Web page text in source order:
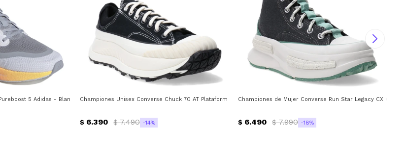
5 Adidas - Blanco - Gris - PlateadoChampiones Unisex Converse Chuck 70 AT Plataforma Converse - Negro - Blanco
$ 6.390 $ 7.490 14
Championes de Mujer Converse Run Star Legacy CX
$ 6.490 $ 7.990 18